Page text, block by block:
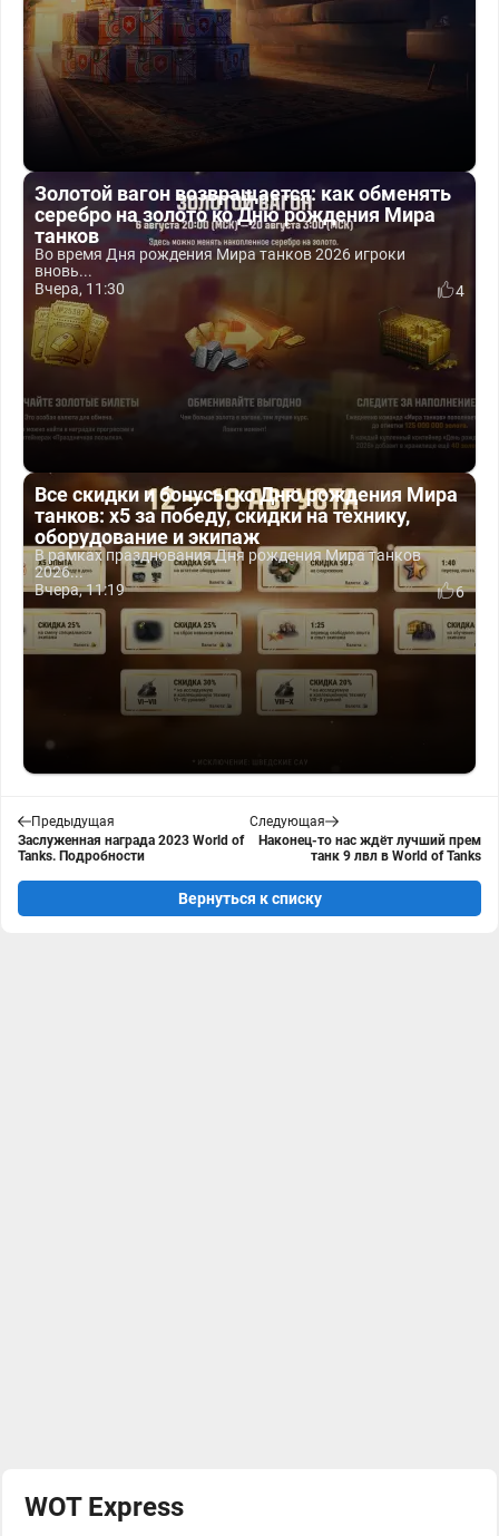
Золотой вагон возвращается: как обменять
серебро на золото ко Дню рождения Мира
танков
Во время Дня рождения Мира танков 2026 игроки
вновь...
Вчера, 11:30
4
Все скидки и бонусы ко Дню рождения Мира
танков: x5 за победу, скидки на технику,
оборудование и экипаж
В рамках празднования Дня рождения Мира танков
2026...
Вчера, 11:19
6
Предыдущая
Заслуженная награда 2023 World of
Tanks. Подробности
Следующая
Наконец-то нас ждёт лучший прем
танк 9 лвл в World of Tanks
Вернуться к списку
WOT Express